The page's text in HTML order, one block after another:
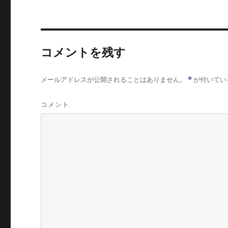
コメントを残す
メールアドレスが公開されることはありません。 *が付いて
コメント